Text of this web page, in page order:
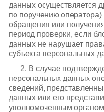
данных осуществляется
по поручению оператора)
обращения или
период проверки, если
данных не нарушает
субъекта персональных
2. В случае
персональных данных
сведений,
данных или его
уполномоченным